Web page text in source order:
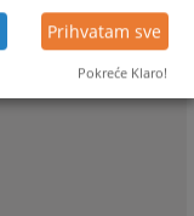
Prihvatam sve
Pokreće Klaro!